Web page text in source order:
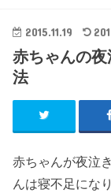
2015.11.19
赤ちゃんの
法
赤ちゃんが夜泣
んは寝不足にな